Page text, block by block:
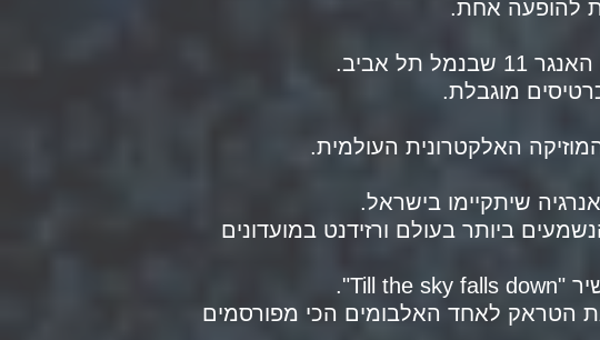
להופעה אחת.
אביב.
מוגבלת.
האלקטרונית העולמית.
ביותר בעולם ורזידנט במועדונים
הטראק לאחד האלבומים הכי מפורסמים